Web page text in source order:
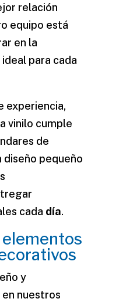
relación
equipo está
en la
para cada
experiencia,
vinilo cumple
de
diseño pequeño
cada día.
y
nuestros